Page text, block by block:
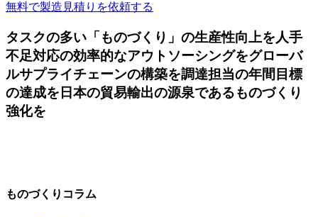
無料で製造見積りを依頼する
タスクの多い「ものづくり」の生産性向上を人手
不足対応の効率的なアウトソーシングをグローバ
ルサプライチェーンの構築を調達担当の年間目標
の達成を 日本の貿易輸出の源泉であるものづくり
強化を
ものづくりコラム